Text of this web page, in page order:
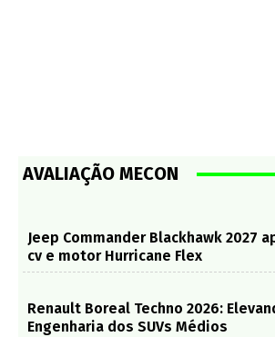
AVALIAÇÃO MECON
Jeep Commander Blackhawk 2027
cv e motor Hurricane Flex
Renault Boreal Techno 2026:
Engenharia dos SUVs Médios